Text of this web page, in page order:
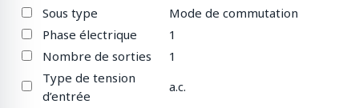
Sous type
Mode de commutation
Phase électrique
1
Nombre de sorties
1
Type de tension
d’entrée
a.c.